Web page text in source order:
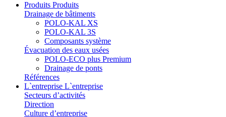
Produits Produits
Drainage de bâtiments
POLO-KAL XS
POLO-KAL 3S
Composants système
Évacuation des eaux usées
POLO-ECO plus Premium
Drainage de ponts
Références
L`entreprise L`entreprise
Secteurs d’activités
Direction
Culture d’entreprise